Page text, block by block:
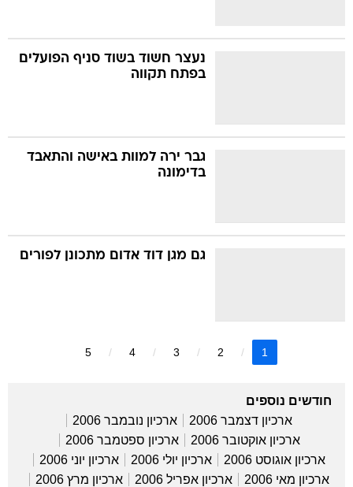
נעצר חשוד בשוד סניף הפועלים
בפתח תקווה
גבר ירה למוות באישה והתאבד
בדימונה
גם מגן דוד אדום מתכונן לפורים
1
2
3
4
5
חודשים נוספים
ארכיון דצמבר 2006
ארכיון נובמבר 2006
ארכיון אוקטובר 2006
ארכיון ספטמבר 2006
ארכיון אוגוסט 2006
ארכיון יולי 2006
ארכיון יוני 2006
ארכיון מאי 2006
ארכיון אפריל 2006
ארכיון מרץ 2006